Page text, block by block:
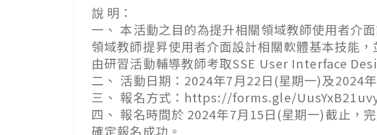
說 明：
一、 本活動之目的為提升相關領域教師使用者介
領域教師提昇使用者介面設計相關軟體基本技能
由研習活動輔導教師考取SSE User Interface
二、 活動日期：2024年7月22日(星期一)及2024
三、 報名方式：https://forms.gle/
四、 報名時間於 2024年7月15日(星期一)截止，
確定報名成功。